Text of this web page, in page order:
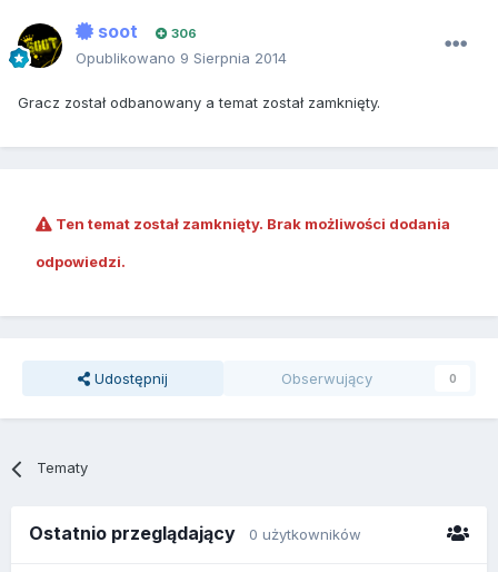
soot 306
Opublikowano 9 Sierpnia 2014
Gracz został odbanowany a temat został zamknięty.
Ten temat został zamknięty. Brak możliwości dodania
odpowiedzi.
Udostępnij Obserwujący 0
Tematy
Ostatnio przeglądający 0 użytkowników